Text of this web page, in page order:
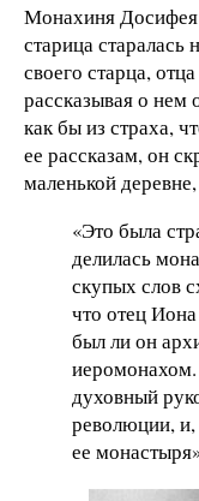
Монахиня Досифея
старица старалась
своего старца,
рассказывая о нем
как бы из страха,
ее рассказам, он
маленькой
«Это была
делилась
скупых слов
что отец
был ли он
иеромонахом.
духовный
революции,
ее